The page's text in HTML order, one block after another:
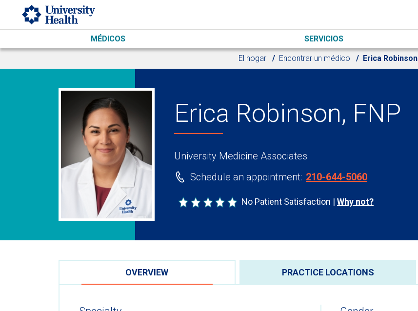
Skip to main content
MÉDICOS SERVICIOS
El hogar Encontrar un médico Erica Robinson
Erica Robinson, FNP
University Medicine Associates
Schedule an appointment: 210-644-5060
No Patient Satisfaction Why not?
OVERVIEW PRACTICE LOCATIONS